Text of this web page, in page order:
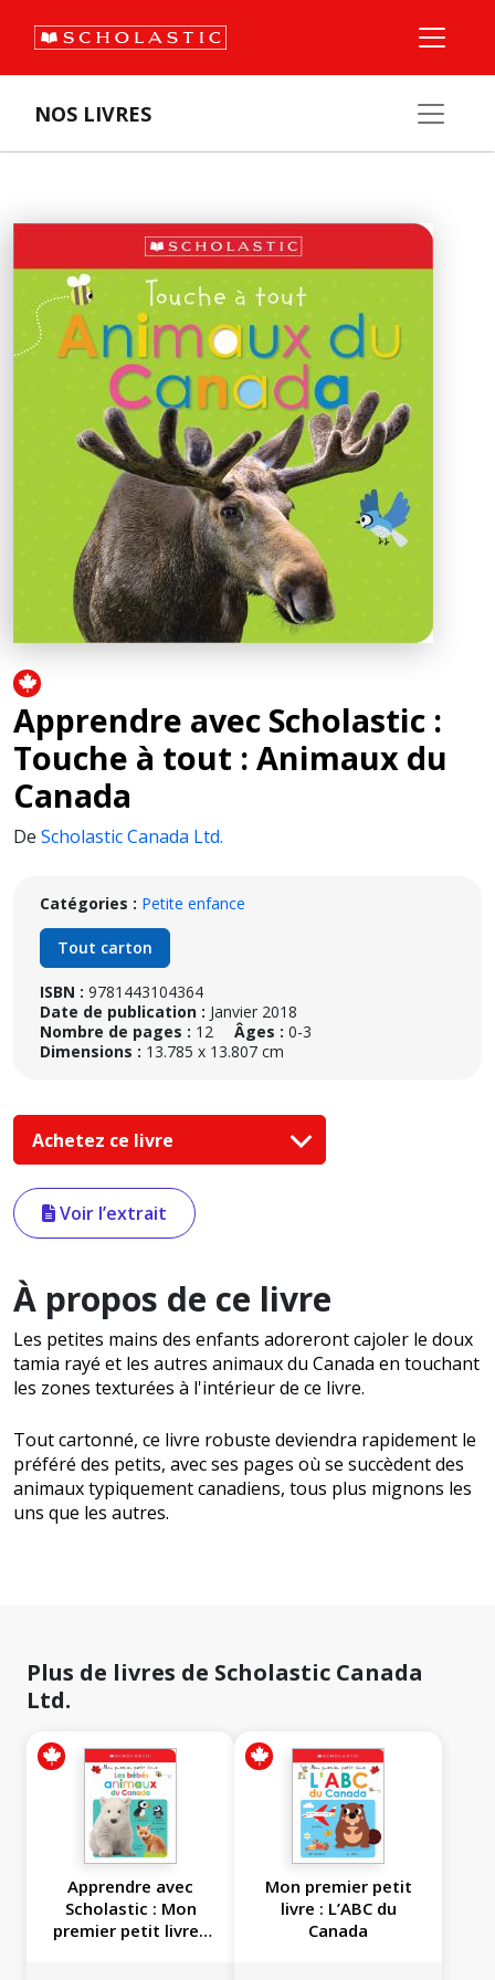
NOS LIVRES
Apprendre avec Scholastic :
Touche à tout : Animaux du
Canada
De Scholastic Canada Ltd.
Catégories : Petite enfance
Tout carton
ISBN : 9781443104364
Date de publication : Janvier 2018
Nombre de pages : 12 Âges : 0-3
Dimensions : 13.785 x 13.807 cm
Achetez ce livre
Voir l’extrait
À propos de ce livre
Les petites mains des enfants adoreront cajoler le doux
tamia rayé et les autres animaux du Canada en touchant
les zones texturées à l'intérieur de ce livre.
Tout cartonné, ce livre robuste deviendra rapidement le
préféré des petits, avec ses pages où se succèdent des
animaux typiquement canadiens, tous plus mignons les
uns que les autres.
Plus de livres de Scholastic Canada
Ltd.
Apprendre avec
Scholastic : Mon
premier petit livre :
Mon premier petit
livre : L’ABC du
Canada